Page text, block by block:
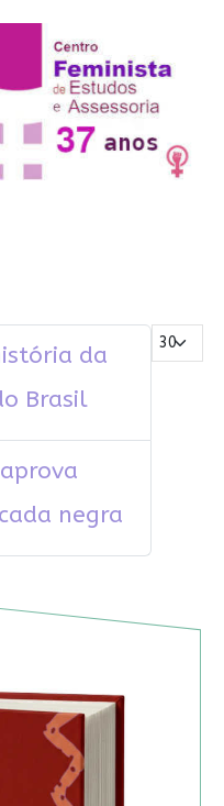
Mostrar #
da
Brasil
negra